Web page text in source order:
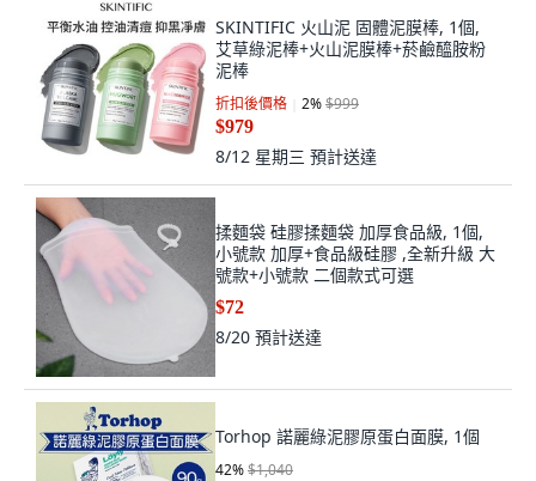
SKINTIFIC 火山泥 固體泥膜棒, 1個,
艾草綠泥棒+火山泥膜棒+菸鹼醯胺粉
泥棒
折扣後價格 2%$999
$979
8/12 星期三 預計送達
揉麵袋 硅膠揉麵袋 加厚食品級, 1個,
小號款 加厚+食品級硅膠 ,全新升級 大
號款+小號款 二個款式可選
$72
8/20 預計送達
Torhop 諾麗綠泥膠原蛋白面膜, 1個
42%$1,040